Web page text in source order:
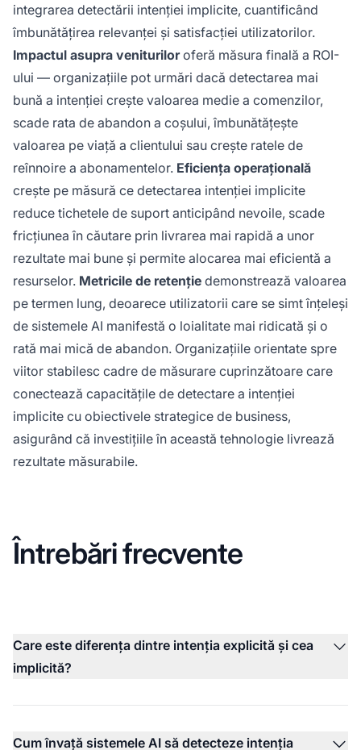
integrarea detectării intenției implicite, cuantificând
îmbunătățirea relevanței și satisfacției utilizatorilor.
Impactul asupra venituriloroferă măsura finală a ROI-
ului — organizațiile pot urmări dacă detectarea mai
bună a intenției crește valoarea medie a comenzilor,
scade rata de abandon a coșului, îmbunătățește
valoarea pe viață a clientului sau crește ratele de
reînnoire a abonamentelor. Eficiența operațională
crește pe măsură ce detectarea intenției implicite
reduce tichetele de suport anticipând nevoile, scade
fricțiunea în căutare prin livrarea mai rapidă a unor
rezultate mai bune și permite alocarea mai eficientă a
resurselor. Metricile de retenție demonstrează valoarea
pe termen lung, deoarece utilizatorii care se simt înțeleși
de sistemele AI manifestă o loialitate mai ridicată și o
rată mai mică de abandon. Organizațiile orientate spre
viitor stabilesc cadre de măsurare cuprinzătoare care
conectează capacitățile de detectare a intenției
implicite cu obiectivele strategice de business,
asigurând că investițiile în această tehnologie livrează
rezultate măsurabile.
Întrebări frecvente
Care este diferența dintre intenția explicită și cea
implicită?
Cum învață sistemele AI să detecteze intenția